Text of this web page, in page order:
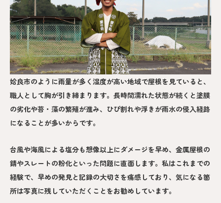
姶良市のように雨量が多く湿度が高い地域で屋根を見ていると、
職人として胸が引き締まります。長時間濡れた状態が続くと塗膜
の劣化や苔・藻の繁殖が進み、ひび割れや浮きが雨水の侵入経路
になることが多いからです。
台風や海風による塩分も想像以上にダメージを早め、金属屋根の
錆やスレートの粉化といった問題に直面します。私はこれまでの
経験で、早めの発見と記録の大切さを痛感しており、気になる箇
所は写真に残していただくことをお勧めしています。